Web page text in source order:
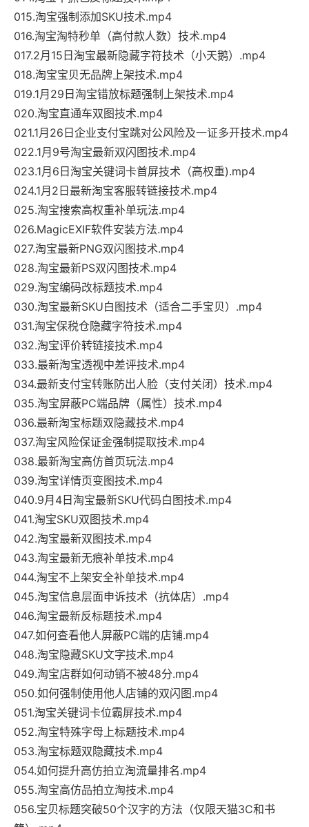
015.淘宝强制添加SKU技术.mp4
016.淘宝淘特秒单（高付款人数）技术.mp4
017.2月15日淘宝最新隐藏字符技术（小天鹅）.mp4
018.淘宝宝贝无品牌上架技术.mp4
019.1月29日淘宝错放标题强制上架技术.mp4
020.淘宝直通车双图技术.mp4
021.1月26日企业支付宝跳对公风险及一证多开技术.mp4
022.1月9号淘宝最新双闪图技术.mp4
023.1月6日淘宝关键词卡首屏技术（高权重).mp4
024.1月2日最新淘宝客服转链接技术.mp4
025.淘宝搜索高权重补单玩法.mp4
026.MagicEXIF软件安装方法.mp4
027.淘宝最新PNG双闪图技术.mp4
028.淘宝最新PS双闪图技术.mp4
029.淘宝编码改标题技术.mp4
030.淘宝最新SKU白图技术（适合二手宝贝）.mp4
031.淘宝保税仓隐藏字符技术.mp4
032.淘宝评价转链接技术.mp4
033.最新淘宝透视中差评技术.mp4
034.最新支付宝转账防出人脸（支付关闭）技术.mp4
035.淘宝屏蔽PC端品牌（属性）技术.mp4
036.最新淘宝标题双隐藏技术.mp4
037.淘宝风险保证金强制提取技术.mp4
038.最新淘宝高仿首页玩法.mp4
039.淘宝详情页变图技术.mp4
040.9月4日淘宝最新SKU代码白图技术.mp4
041.淘宝SKU双图技术.mp4
042.淘宝最新双图技术.mp4
043.淘宝最新无痕补单技术.mp4
044.淘宝不上架安全补单技术.mp4
045.淘宝信息层面申诉技术（抗体店）.mp4
046.淘宝最新反标题技术.mp4
047.如何查看他人屏蔽PC端的店铺.mp4
048.淘宝隐藏SKU文字技术.mp4
049.淘宝店群如何动销不被48分.mp4
050.如何强制使用他人店铺的双闪图.mp4
051.淘宝关键词卡位霸屏技术.mp4
052.淘宝特殊字母上标题技术.mp4
053.淘宝标题双隐藏技术.mp4
054.如何提升高仿拍立淘流量排名.mp4
055.淘宝高仿品拍立淘技术.mp4
056.宝贝标题突破50个汉字的方法（仅限天猫3C和书